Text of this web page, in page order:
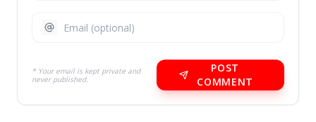
* Your email is kept private and
never published.
POST
COMMENT